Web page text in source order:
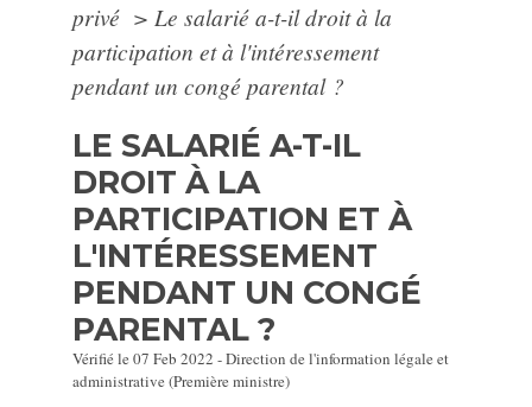
privé > Le salarié a-t-il droit à la
participation et à l'intéressement
pendant un congé parental ?
LE SALARIÉ A-T-IL
DROIT À LA
PARTICIPATION ET À
L'INTÉRESSEMENT
PENDANT UN CONGÉ
PARENTAL ?
Vérifié le 07 Feb 2022 - Direction de l'information légale et
administrative (Première ministre)